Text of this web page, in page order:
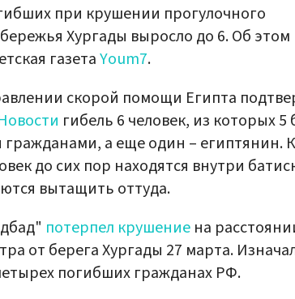
при крушении прогулочного
Хургады выросло до 6. Об этом
газетаYoum7.
скорой помощи Египта
гибель 6 человек, из которых 5
а еще один – египтянин.
до сих пор находятся внутри
вытащить оттуда.
потерпел крушение на
от берега Хургады 27 марта.
погибших гражданах РФ.